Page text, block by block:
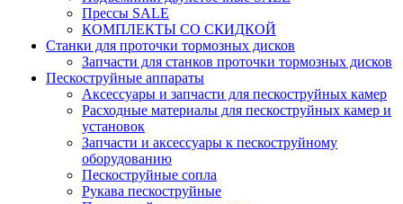
Прессы SALE
КОМПЛЕКТЫ СО СКИДКОЙ
Станки для проточки тормозных дисков
Запчасти для станков проточки тормозных дисков
Пескоструйные аппараты
Аксессуары и запчасти для пескоструйных камер
Расходные материалы для пескоструйных камер и
установок
Запчасти и аксессуары к пескоструйному
оборудованию
Пескоструйные сопла
Рукава пескоструйные